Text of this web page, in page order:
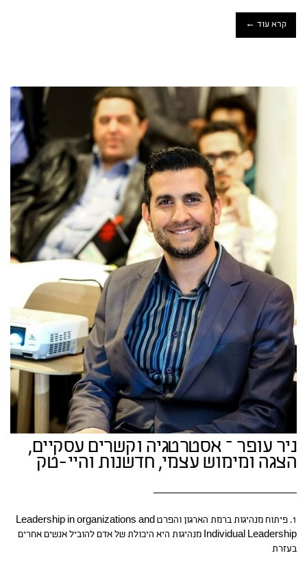
קרא עוד ←
ניר עופר – אסטרטגיה וקשרים עסקיים,
הצגה ומימוש עצמי, חדשנות והיי-טק
1. פיתוח מנהיגות ברמת הארגון והפרט Leadership in organizations and
Individual Leadership מנהיגות היא היכולת של אדם להוביל אנשים אחרים
בעזרת